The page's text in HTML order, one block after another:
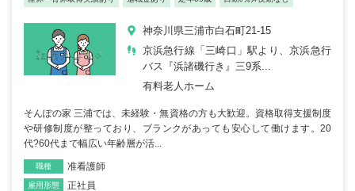
神奈川県三浦市白石町21-15
京浜急行線「三崎口」駅より、京浜急行
バス『浜諸磯行き』三9系...
有料老人ホーム
そんぽの家 三浦では、未経験・無資格の方も大歓迎。資格取得支援制度
や研修制度が整っており、ブランクがあっても安心して働けます。20
代?60代まで幅広い年齢層が活...
職種 准看護師
雇用形態 正社員